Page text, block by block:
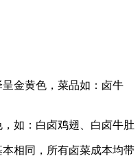
金黄色，菜品如：卤牛
如：白卤鸡翅、白卤牛肚
相同，所有卤菜成本均带